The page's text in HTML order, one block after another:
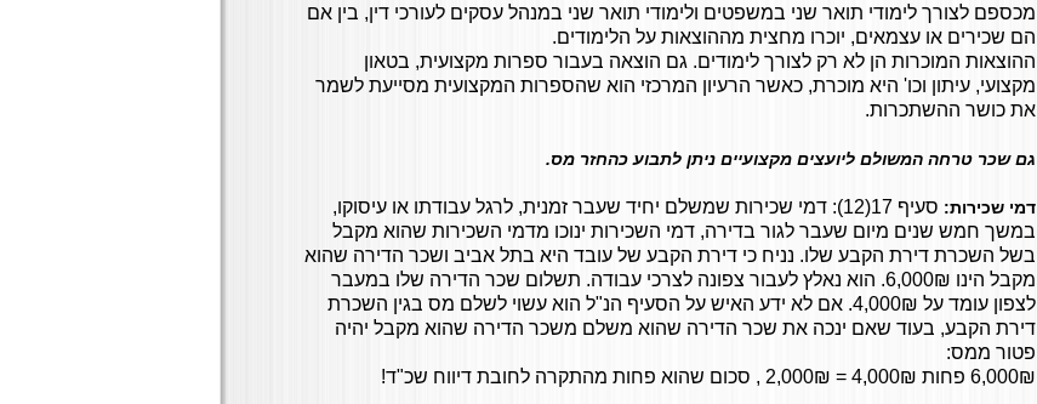
מכספם לצורך לימודי תואר שני במשפטים ולימודי תואר שני במנהל עסקים לעורכי דין, בין אם
הם שכירים או עצמאים, יוכרו מחצית מההוצאות על הלימודים.
ההוצאות המוכרות הן לא רק לצורך לימודים. גם הוצאה בעבור ספרות מקצועית, בטאון
מקצועי, עיתון וכו' היא מוכרת, כאשר הרעיון המרכזי הוא שהספרות המקצועית מסייעת לשמר
את כושר ההשתכרות.
גם שכר טרחה המשולם ליועצים מקצועיים ניתן לתבוע כהחזר מס.
דמי שכירות:
סעיף 17(12): דמי שכירות שמשלם יחיד שעבר זמנית, לרגל עבודתו או עיסוקו,
במשך חמש שנים מיום שעבר לגור בדירה, דמי השכירות ינוכו מדמי השכירות שהוא מקבל
בשל השכרת דירת הקבע שלו. נניח כי דירת הקבע של עובד היא בתל אביב ושכר הדירה שהוא
מקבל הינו 6,000₪. הוא נאלץ לעבור צפונה לצרכי עבודה. תשלום שכר הדירה שלו במעבר
לצפון עומד על 4,000₪. אם לא ידע האיש על הסעיף הנ"ל הוא עשוי לשלם מס בגין השכרת
דירת הקבע, בעוד שאם ינכה את שכר הדירה שהוא משלם משכר הדירה שהוא מקבל יהיה
פטור ממס:
6,000₪ פחות 4,000₪ = 2,000₪ , סכום שהוא פחות מהתקרה לחובת דיווח שכ"ד!